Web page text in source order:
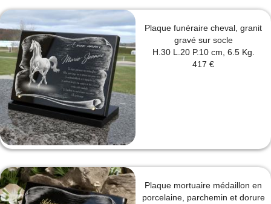
Plaque funéraire cheval, granit
gravé sur socle
H.30 L.20 P.10 cm, 6.5 Kg.
417 €
Plaque mortuaire médaillon en
porcelaine, parchemin et dorure